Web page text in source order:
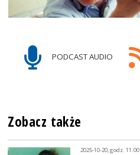
PODCAST AUDIO
Zobacz także
2025-10-20, godz. 11:00